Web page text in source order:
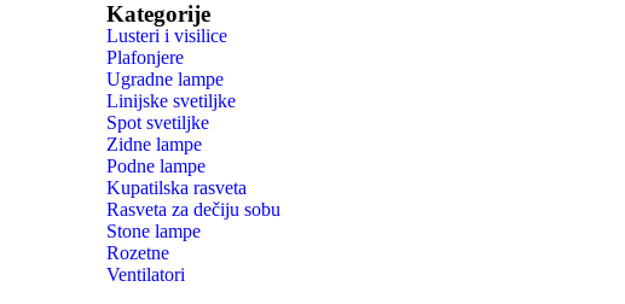
Kategorije
Lusteri i visilice
Plafonjere
Ugradne lampe
Linijske svetiljke
Spot svetiljke
Zidne lampe
Podne lampe
Kupatilska rasveta
Rasveta za dečiju sobu
Stone lampe
Rozetne
Ventilatori